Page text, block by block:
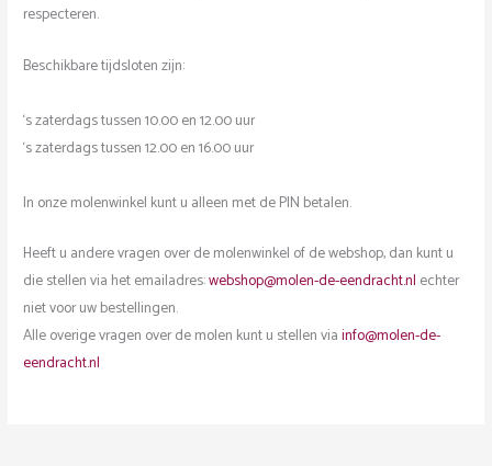
respecteren.
Beschikbare tijdsloten zijn:
‘s zaterdags tussen 10.00 en 12.00 uur
‘s zaterdags tussen 12.00 en 16.00 uur
In onze molenwinkel kunt u alleen met de PIN betalen.
Heeft u andere vragen over de molenwinkel of de webshop, dan kunt u
die stellen via het emailadres:webshop@molen-de-eendracht.nl echter
niet voor uw bestellingen.
Alle overige vragen over de molen kunt u stellen viainfo@molen-de-
eendracht.nl